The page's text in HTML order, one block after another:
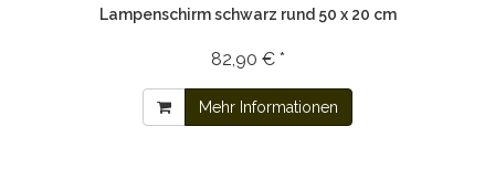
Lampenschirm schwarz rund 50 x 20 cm
82,90 € *
Mehr Informationen